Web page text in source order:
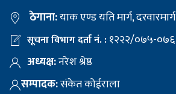
ठेगाना:याक एण्ड यति मार्ग, दरवारमार्ग
सूचना विभाग दर्ता नं. :१२२२/०७५-०७६
अध्यक्ष:नरेश श्रेष्ठ
सम्पादक:संकेत कोईराला